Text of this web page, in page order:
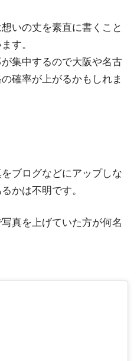
いの丈を素直に書くこと
す。
集中するので大阪や名古
確率が上がるかもしれま
ブログなどにアップしな
かは不明です。
真を上げていた方が何名